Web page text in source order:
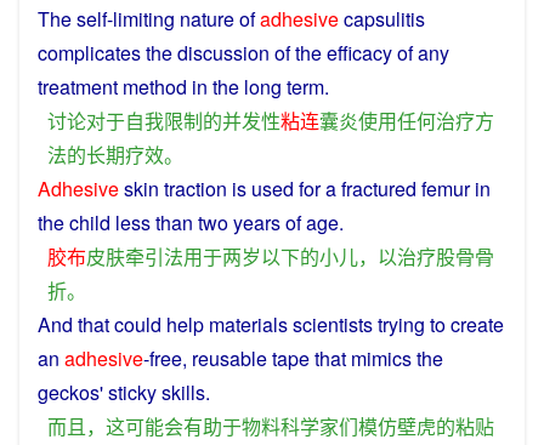
The self-limiting natureofadhesivecapsulitis
complicates thediscussion of theefficacyofany
treatment method in the long term.
讨论对于自我限制的并发性粘连囊炎使用任何治疗方
法的长期疗效。
Adhesiveskin traction is used for afractured femur in
thechild less than twoyearsof age.
胶布皮肤牵引法用于两岁以下的小儿， 以治疗股骨骨
折。
And thatcould help materialsscientiststrying tocreate
an adhesive-free, reusabletapethat mimicsthe
geckos' stickyskills.
而且， 这可能会有助于物料科学家们模仿壁虎的粘贴